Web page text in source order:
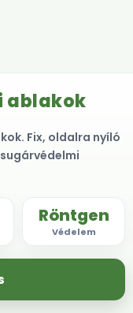
ablakok
Fix, oldalra nyíló
Röntgen
Védelem